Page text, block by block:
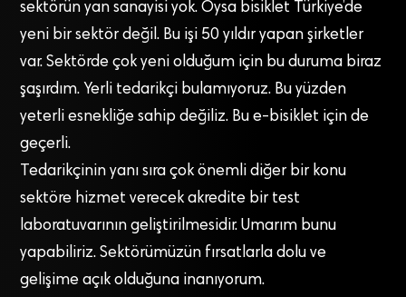
sektörün yan sanayisi yok. Oysa bisiklet Türkiye’de
yeni bir sektör değil. Bu işi 50 yıldır yapan şirketler
var. Sektörde çok yeni olduğum için bu duruma biraz
şaşırdım. Yerli tedarikçi bulamıyoruz. Bu yüzden
yeterli esnekliğe sahip değiliz. Bu e-bisiklet için de
geçerli.
Tedarikçinin yanı sıra çok önemli diğer bir konu
sektöre hizmet verecek akredite bir test
laboratuvarının geliştirilmesidir. Umarım bunu
yapabiliriz. Sektörümüzün fırsatlarla dolu ve
gelişime açık olduğuna inanıyorum.